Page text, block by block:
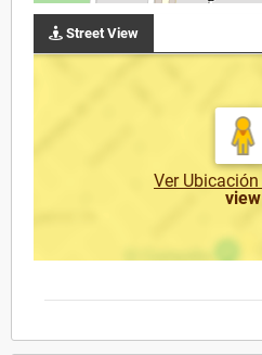
Street View
Ver Ubicación
view